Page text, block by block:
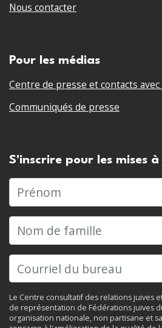
Nous contacter
Pour les médias
Centre de presse et contacts avec
Communiqués de presse
S'inscrire pour les mises
Prénom
Nom de famille
Le Centre consultatif des relations juives
de représentation de Fédérations juives
organisation nationale, non partisane et